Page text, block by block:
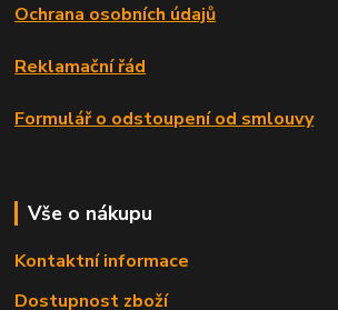
Ochrana osobních údajů
Reklamační řád
Formulář o odstoupení od smlouvy
Vše o nákupu
Kontaktní informace
Dostupnost zboží